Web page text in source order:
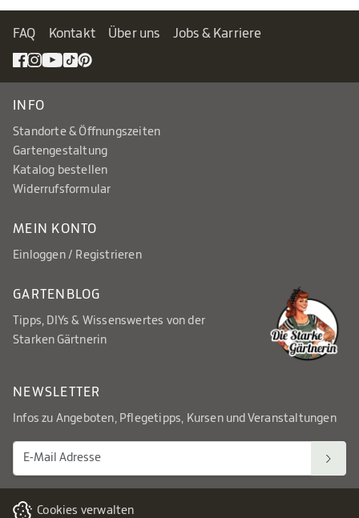
FAQ Kontakt Über uns Jobs & Karriere
INFO
Standorte & Öffnungszeiten
Gartengestaltung
Katalog bestellen
Widerrufsformular
MEIN KONTO
Einloggen / Registrieren
GARTENBLOG
Tipps, DIYs & Wissenswertes von der
Starken Gärtnerin
NEWSLETTER
Infos zu Angeboten, Pflegetipps, Kursen und Veranstaltungen
Cookies verwalten